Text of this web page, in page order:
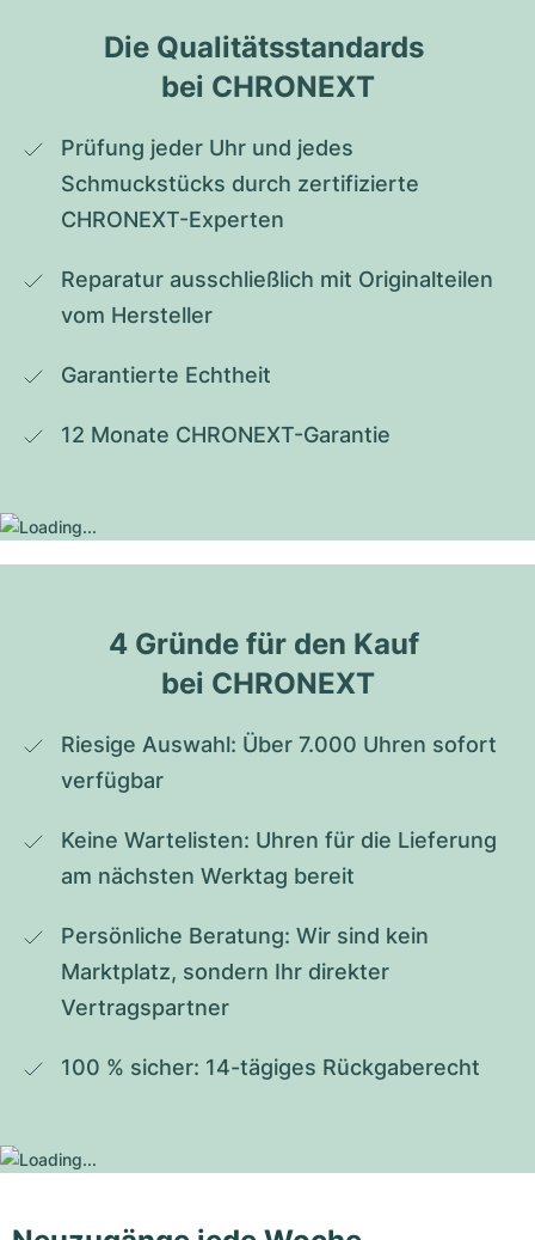
Die Qualitätsstandards
bei CHRONEXT
Prüfung jeder Uhr und jedes
Schmuckstücks durch zertifizierte
CHRONEXT-Experten
Reparatur ausschließlich mit Originalteilen
vom Hersteller
Garantierte Echtheit
12 Monate CHRONEXT-Garantie
4 Gründe für den Kauf
bei CHRONEXT
Riesige Auswahl: Über 7.000 Uhren sofort
verfügbar
Keine Wartelisten: Uhren für die Lieferung
am nächsten Werktag bereit
Persönliche Beratung: Wir sind kein
Marktplatz, sondern Ihr direkter
Vertragspartner
100 % sicher: 14-tägiges Rückgaberecht